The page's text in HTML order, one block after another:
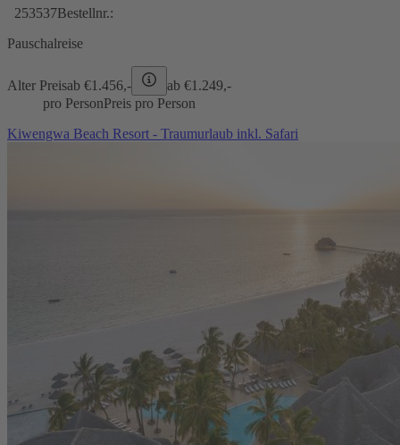
253537Bestellnr.:
Pauschalreise
Alter Preisab €1.456,- ab €1.249,-
pro PersonPreis pro Person
Kiwengwa Beach Resort - Traumurlaub inkl. Safari